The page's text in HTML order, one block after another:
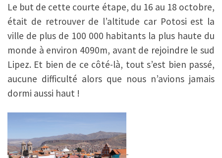
Le but de cette courte étape, du 16 au 18 octobre,
était de retrouver de l’altitude car Potosi est la
ville de plus de 100 000 habitants la plus haute du
monde à environ 4090m, avant de rejoindre le sud
Lipez. Et bien de ce côté-là, tout s’est bien passé,
aucune difficulté alors que nous n’avions jamais
dormi aussi haut !